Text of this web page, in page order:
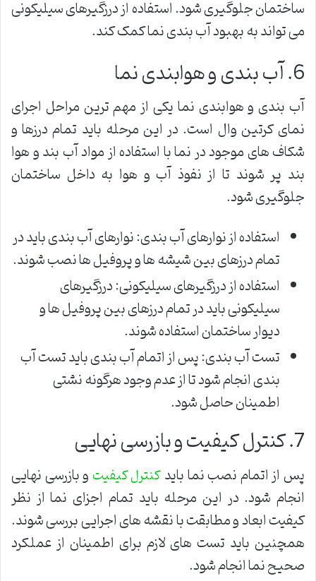
ساختمان جلوگیری شود. استفاده از درزگیرهای سیلیکونی
می تواند به بهبود آب بندی نما کمک کند.
6. آب بندی و هوابندی نما
آب بندی و هوابندی نما یکی از مهم ترین مراحل اجرای
نمای کرتین وال است. در این مرحله باید تمام درزها و
شکاف های موجود در نما با استفاده از مواد آب بند و هوا
بند پر شوند تا از نفوذ آب و هوا به داخل ساختمان
جلوگیری شود.
استفاده از نوارهای آب بندی: نوارهای آب بندی باید در
تمام درزهای بین شیشه ها و پروفیل ها نصب شوند.
استفاده از درزگیرهای سیلیکونی: درزگیرهای
سیلیکونی باید در تمام درزهای بین پروفیل ها و
دیوار ساختمان استفاده شوند.
تست آب بندی: پس از اتمام آب بندی باید تست آب
بندی انجام شود تا از عدم وجود هرگونه نشتی
اطمینان حاصل شود.
7. کنترل کیفیت و بازرسی نهایی
پس از اتمام نصب نما بایدکنترل کیفیتو بازرسی نهایی
انجام شود. در این مرحله باید تمام اجزای نما از نظر
کیفیت ابعاد و مطابقت با نقشه های اجرایی بررسی شوند.
همچنین باید تست های لازم برای اطمینان از عملکرد
صحیح نما انجام شود.